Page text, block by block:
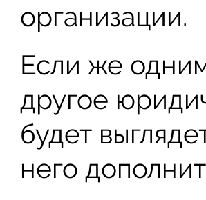
организации.
Если же
другое
будет
него